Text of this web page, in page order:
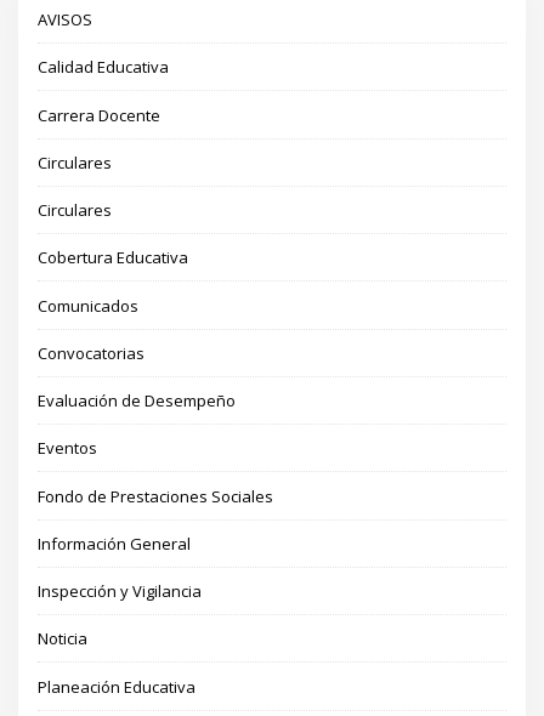
AVISOS
Calidad Educativa
Carrera Docente
Circulares
Circulares
Cobertura Educativa
Comunicados
Convocatorias
Evaluación de Desempeño
Eventos
Fondo de Prestaciones Sociales
Información General
Inspección y Vigilancia
Noticia
Planeación Educativa